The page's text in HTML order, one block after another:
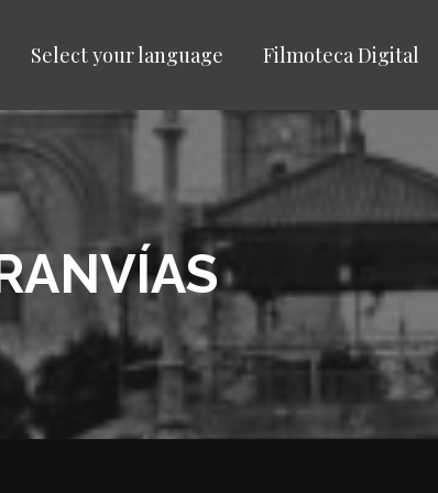
Select your language Filmoteca Digital